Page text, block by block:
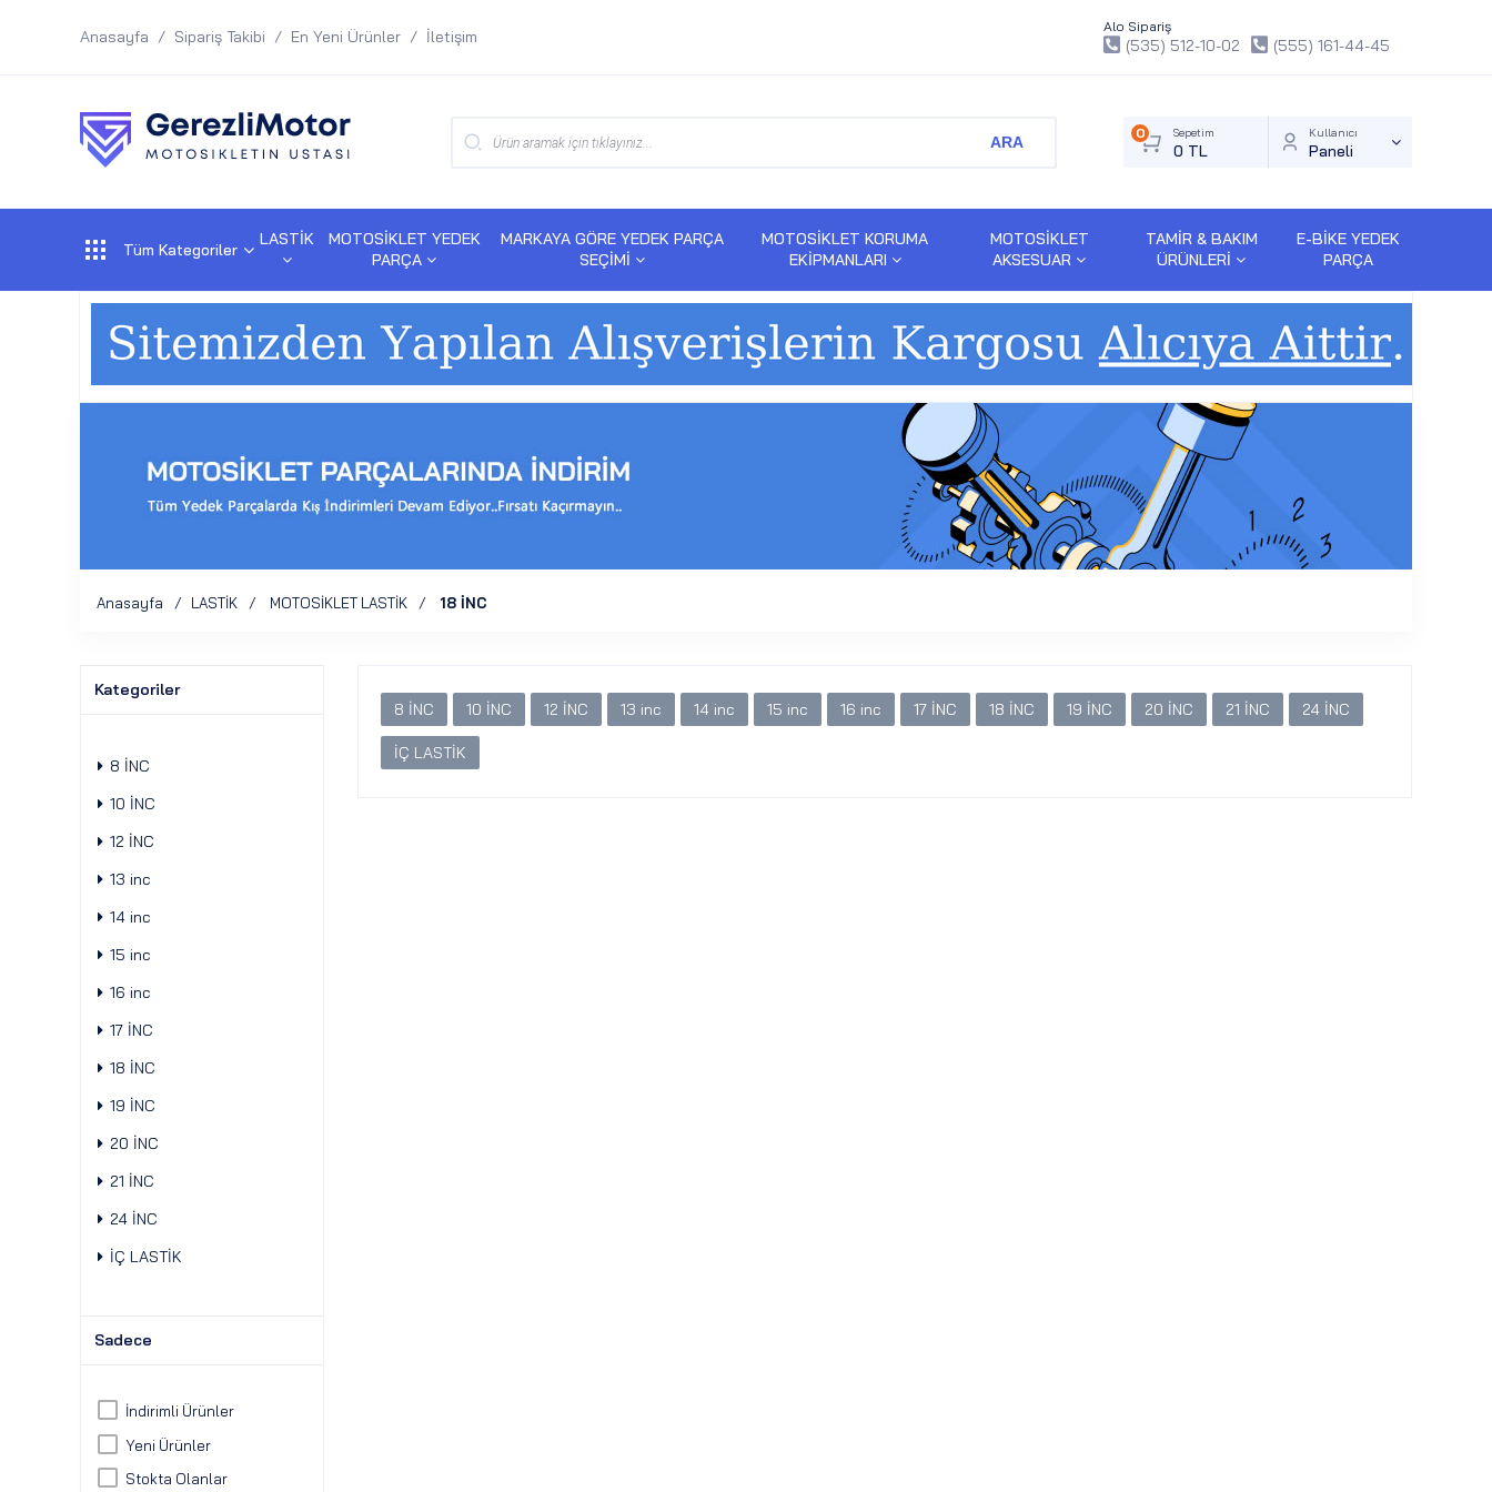
Anasayfa Sipariş Takibi En Yeni Ürünler İletişim
Alo Sipariş
(535) 512-10-02 (555) 161-44-45
ARA
Sepetim
0 TL
0 Kullanıcı
Paneli
Tüm Kategoriler
LASTİK
MOTOSİKLET YEDEK
PARÇA
MARKAYA GÖRE YEDEK PARÇA
SEÇİMİ
MOTOSİKLET KORUMA
EKİPMANLARI
MOTOSİKLET
AKSESUAR
TAMİR & BAKIM
ÜRÜNLERİ
E-BİKE YEDEK
PARÇA
Anasayfa LASTİK MOTOSİKLET LASTİK 18 İNC
Kategoriler
8 İNC
10 İNC
12 İNC
13 inc
14 inc
15 inc
16 inc
17 İNC
18 İNC
19 İNC
20 İNC
21 İNC
24 İNC
İÇ LASTİK
Sadece
İndirimli Ürünler
Yeni Ürünler
Stokta Olanlar
8 İNC 10 İNC 12 İNC 13 inc 14 inc 15 inc 16 inc 17 İNC 18 İNC 19 İNC 20 İNC 21 İNC 24 İNC
İÇ LASTİK